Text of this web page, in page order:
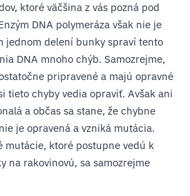
ktoré väčšina z vás pozná pod
DNA polymeráza však nie je
jednom delení bunky spraví tento
DNA mnoho chýb. Samozrejme,
pripravené a majú opravné
tieto chyby vedia opraviť. Avšak ani
a občas sa stane, že chybne
je opravená a vzniká mutácia.
mutácie, ktoré postupne vedú k
na rakovinovú, sa samozrejme